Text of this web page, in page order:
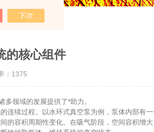
的核心组件
：1375
领域的发展提供了*助力。
连续过程。以水环式真空泵为例，泵体内部有
的容积周期性变化。在吸气阶段，空间容积增